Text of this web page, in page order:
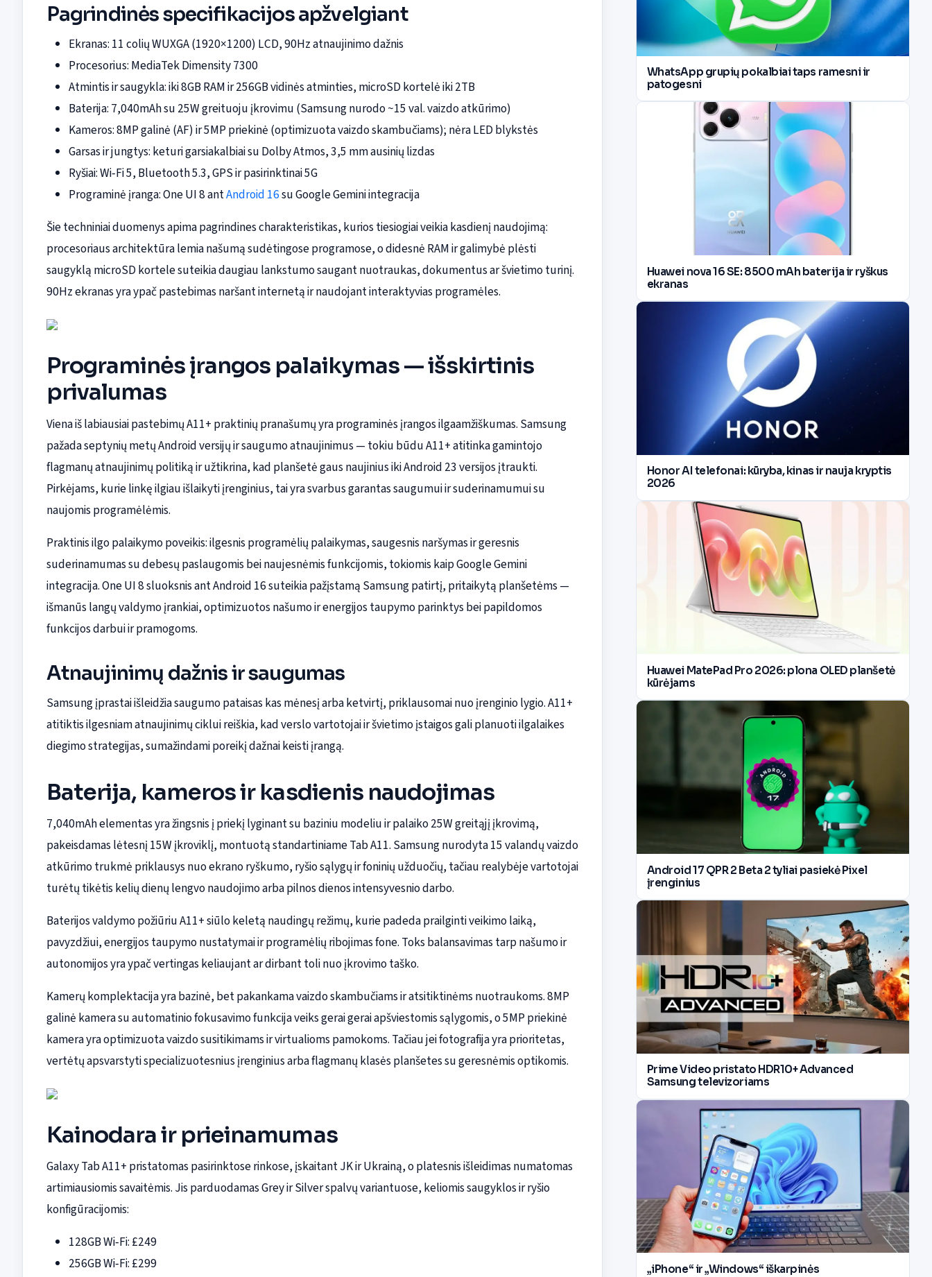
Pagrindinės specifikacijos apžvelgiant
Ekranas: 11 colių WUXGA (1920×1200) LCD, 90Hz atnaujinimo dažnis
Procesorius: MediaTek Dimensity 7300
Atmintis ir saugykla: iki 8GB RAM ir 256GB vidinės atminties, microSD kortelė iki 2TB
Baterija: 7,040mAh su 25W greituoju įkrovimu (Samsung nurodo ~15 val. vaizdo atkūrimo)
Kameros: 8MP galinė (AF) ir 5MP priekinė (optimizuota vaizdo skambučiams); nėra LED blykstės
Garsas ir jungtys: keturi garsiakalbiai su Dolby Atmos, 3,5 mm ausinių lizdas
Ryšiai: Wi‑Fi 5, Bluetooth 5.3, GPS ir pasirinktinai 5G
Programinė įranga: One UI 8 antAndroid 16su Google Gemini integracija
Šie techniniai duomenys apima pagrindines charakteristikas, kurios tiesiogiai veikia kasdienį naudojimą:
procesoriaus architektūra lemia našumą sudėtingose programose, o didesnė RAM ir galimybė plėsti
saugyklą microSD kortele suteikia daugiau lankstumo saugant nuotraukas, dokumentus ar švietimo turinį.
90Hz ekranas yra ypač pastebimas naršant internetą ir naudojant interaktyvias programėles.
Programinės įrangos palaikymas — išskirtinis
privalumas
Viena iš labiausiai pastebimų A11+ praktinių pranašumų yra programinės įrangos ilgaamžiškumas. Samsung
pažada septynių metų Android versijų ir saugumo atnaujinimus — tokiu būdu A11+ atitinka gamintojo
flagmanų atnaujinimų politiką ir užtikrina, kad planšetė gaus naujinius iki Android 23 versijos įtraukti.
Pirkėjams, kurie linkę ilgiau išlaikyti įrenginius, tai yra svarbus garantas saugumui ir suderinamumui su
naujomis programėlėmis.
Praktinis ilgo palaikymo poveikis: ilgesnis programėlių palaikymas, saugesnis naršymas ir geresnis
suderinamumas su debesų paslaugomis bei naujesnėmis funkcijomis, tokiomis kaip Google Gemini
integracija. One UI 8 sluoksnis ant Android 16 suteikia pažįstamą Samsung patirtį, pritaikytą planšetėms —
išmanūs langų valdymo įrankiai, optimizuotos našumo ir energijos taupymo parinktys bei papildomos
funkcijos darbui ir pramogoms.
Atnaujinimų dažnis ir saugumas
Samsung įprastai išleidžia saugumo pataisas kas mėnesį arba ketvirtį, priklausomai nuo įrenginio lygio. A11+
atitiktis ilgesniam atnaujinimų ciklui reiškia, kad verslo vartotojai ir švietimo įstaigos gali planuoti ilgalaikes
diegimo strategijas, sumažindami poreikį dažnai keisti įrangą.
Baterija, kameros ir kasdienis naudojimas
7,040mAh elementas yra žingsnis į priekį lyginant su baziniu modeliu ir palaiko 25W greitąjį įkrovimą,
pakeisdamas lėtesnį 15W įkroviklį, montuotą standartiniame Tab A11. Samsung nurodyta 15 valandų vaizdo
atkūrimo trukmė priklausys nuo ekrano ryškumo, ryšio sąlygų ir foninių užduočių, tačiau realybėje vartotojai
turėtų tikėtis kelių dienų lengvo naudojimo arba pilnos dienos intensyvesnio darbo.
Baterijos valdymo požiūriu A11+ siūlo keletą naudingų režimų, kurie padeda prailginti veikimo laiką,
pavyzdžiui, energijos taupymo nustatymai ir programėlių ribojimas fone. Toks balansavimas tarp našumo ir
autonomijos yra ypač vertingas keliaujant ar dirbant toli nuo įkrovimo taško.
Kamerų komplektacija yra bazinė, bet pakankama vaizdo skambučiams ir atsitiktinėms nuotraukoms. 8MP
galinė kamera su automatinio fokusavimo funkcija veiks gerai gerai apšviestomis sąlygomis, o 5MP priekinė
kamera yra optimizuota vaizdo susitikimams ir virtualioms pamokoms. Tačiau jei fotografija yra prioritetas,
vertėtų apsvarstyti specializuotesnius įrenginius arba flagmanų klasės planšetes su geresnėmis optikomis.
Kainodara ir prieinamumas
Galaxy Tab A11+ pristatomas pasirinktose rinkose, įskaitant JK ir Ukrainą, o platesnis išleidimas numatomas
artimiausiomis savaitėmis. Jis parduodamas Grey ir Silver spalvų variantuose, keliomis saugyklos ir ryšio
konfigūracijomis:
128GB Wi‑Fi: £249
256GB Wi‑Fi: £299
WhatsApp grupių pokalbiai taps ramesni ir
patogesni
Huawei nova 16 SE: 8500 mAh baterija ir ryškus
ekranas
Honor AI telefonai: kūryba, kinas ir nauja kryptis
2026
Huawei MatePad Pro 2026: plona OLED planšetė
kūrėjams
Android 17 QPR 2 Beta 2 tyliai pasiekė Pixel
įrenginius
Prime Video pristato HDR10+ Advanced
Samsung televizoriams
„iPhone“ ir „Windows“ iškarpinės